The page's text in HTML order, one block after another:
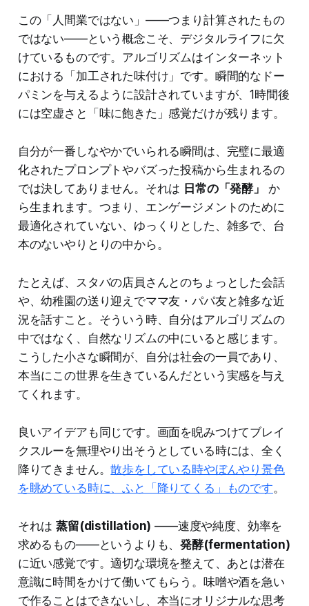
この「人間業ではない」——つまり計算されたもの
ではない——という概念こそ、デジタルライフに欠
けているものです。アルゴリズムはインターネット
における「加工された味付け」です。瞬間的なドー
パミンを与えるように設計されていますが、1時間後
には空虚さと「味に飽きた」感覚だけが残ります。
自分が一番しなやかでいられる瞬間は、完璧に最適
化されたプロンプトやバズった投稿から生まれるの
では決してありません。それは 日常の「発酵」
か
ら生まれます。つまり、エンゲージメントのために
最適化されていない、ゆっくりとした、雑多で、台
本のないやりとりの中から。
たとえば、スタバの店員さんとのちょっとした会話
や、幼稚園の送り迎えでママ友・パパ友と雑多な近
況を話すこと。そういう時、自分はアルゴリズムの
中ではなく、自然なリズムの中にいると感じます。
こうした小さな瞬間が、自分は社会の一員であり、
本当にこの世界を生きているんだという実感を与え
てくれます。
良いアイデアも同じです。画面を睨みつけてブレイ
クスルーを無理やり出そうとしている時には、全く
降りてきません。散歩をしている時やぼんやり景色
を眺めている時に、ふと「降りてくる」ものです。
それは蒸留(distillation) ——速度や純度、効率を
求めるもの——というよりも、発酵(fermentation)
に近い感覚です。適切な環境を整えて、あとは潜在
意識に時間をかけて働いてもらう。味噌や酒を急い
で作ることはできないし、本当にオリジナルな思考